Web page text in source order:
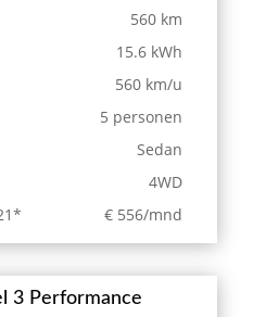
560 km
15.6 kWh
560 km/u
5 personen
Sedan
4WD
€ 556/mnd
3 Performance